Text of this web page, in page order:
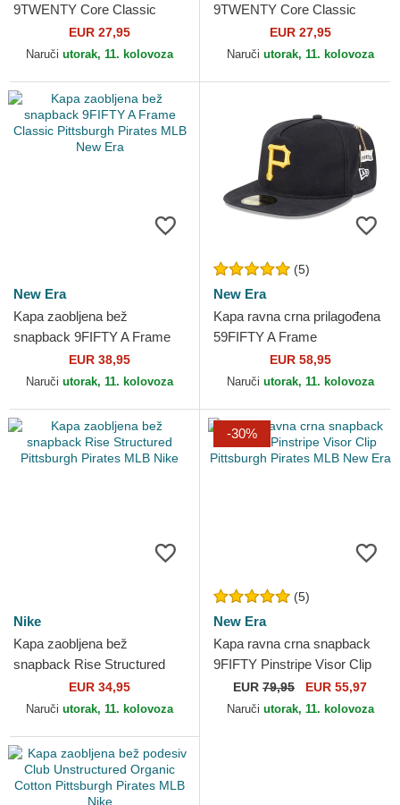
9TWENTY Core Classic
Pittsburgh Pirates MLB New
Era
EUR 27,95
Naruči utorak, 11. kolovoza
9TWENTY Core Classic
Pittsburgh Pirates MLB New
Era
EUR 27,95
Naruči utorak, 11. kolovoza
New Era
Kapa zaobljena bež
snapback 9FIFTY A Frame
Classic Pittsburgh Pirates
MLB New Era
EUR 38,95
Naruči utorak, 11. kolovoza
(5)
New Era
Kapa ravna crna prilagođena
59FIFTY A Frame
Championship Side Flag
Pittsburgh Pirates MLB New
EUR 58,95
Naruči utorak, 11. kolovoza
Nike
Kapa zaobljena bež
snapback Rise Structured
Pittsburgh Pirates MLB Nike
EUR 34,95
Naruči utorak, 11. kolovoza
-30%
(5)
New Era
Kapa ravna crna snapback
9FIFTY Pinstripe Visor Clip
Pittsburgh Pirates MLB New
Era
EUR 79,95 EUR 55,97
Naruči utorak, 11. kolovoza